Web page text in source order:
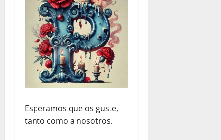
Esperamos que os guste,
tanto como a nosotros.